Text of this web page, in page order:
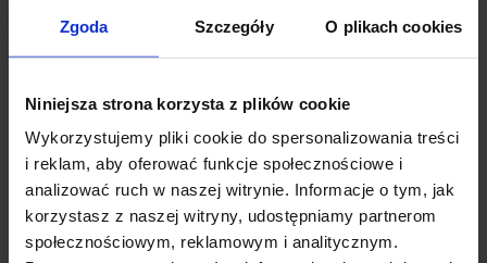
Zgoda Szczegóły O plikach cookies
Niniejsza strona korzysta z plików cookie
Wykorzystujemy pliki cookie do spersonalizowania treści
i reklam, aby oferować funkcje społecznościowe i
analizować ruch w naszej witrynie. Informacje o tym, jak
korzystasz z naszej witryny, udostępniamy partnerom
społecznościowym, reklamowym i analitycznym.